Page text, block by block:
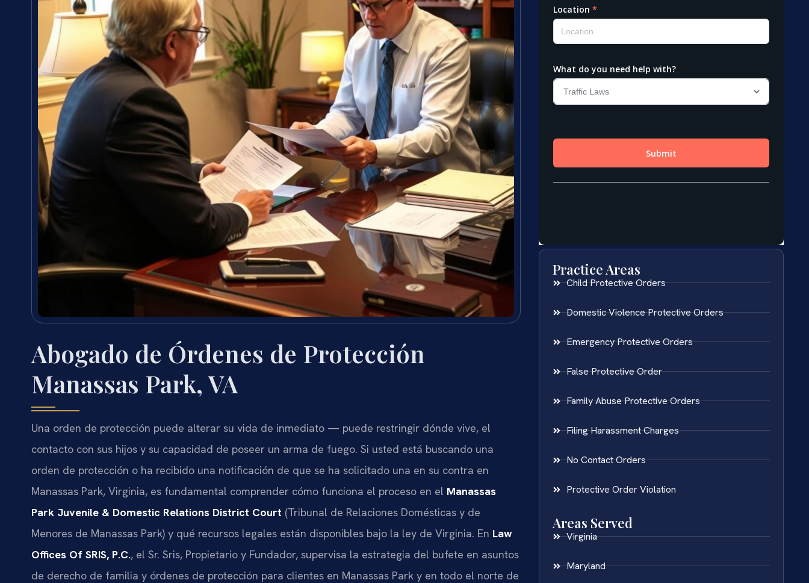
Abogado de Órdenes de Protección
Manassas Park, VA
Una orden de protección puede alterar su vida de inmediato — puede restringir dónde vive, el
contacto con sus hijos y su capacidad de poseer un arma de fuego. Si usted está buscando una
orden de protección o ha recibido una notificación de que se ha solicitado una en su contra en
Manassas Park, Virginia, es fundamental comprender cómo funciona el proceso en el Manassas
Park Juvenile & Domestic Relations District Court (Tribunal de Relaciones Domésticas y de
Menores de Manassas Park) y qué recursos legales están disponibles bajo la ley de Virginia. En Law
Offices Of SRIS, P.C., el Sr. Sris, Propietario y Fundador, supervisa la estrategia del bufete en asuntos
de derecho de familia y órdenes de protección para clientes en Manassas Park y en todo el norte de
Practice Areas
Child Protective Orders
Domestic Violence Protective Orders
Emergency Protective Orders
False Protective Order
Family Abuse Protective Orders
Filing Harassment Charges
No Contact Orders
Protective Order Violation
Areas Served
Virginia
Maryland